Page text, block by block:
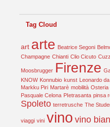
Tag Cloud
art arte Beatrice Segoni
Champagne Chianti Clio Cicuto
Moosbrugger Firenze
KNOW Konnubio kunst Leonardo
Markku Piri Martarè mobilità Osteria
Pasquale Celona PIetrasanta pinsa
Spoleto terretrusche The
viaggi vini vino vino